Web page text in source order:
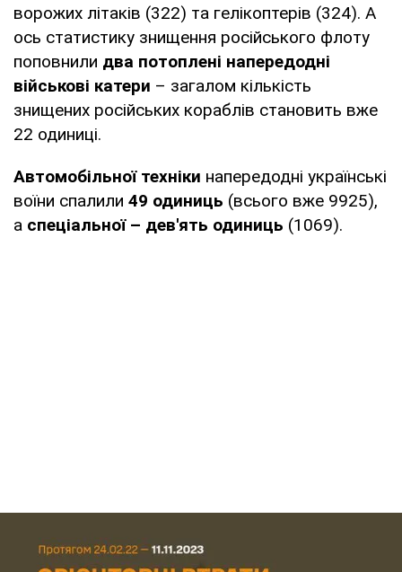
ворожих літаків (322) та гелікоптерів (324). А
ось статистику знищення російського флоту
поповнили два потоплені напередодні
військові катери – загалом кількість
знищених російських кораблів становить вже
22 одиниці.
Автомобільної техніки напередодні українські
воїни спалили 49 одиниць (всього вже 9925),
а спеціальної – дев'ять одиниць (1069).